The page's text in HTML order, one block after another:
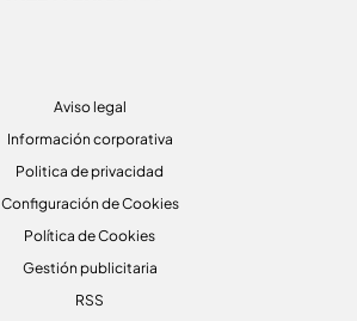
Aviso legal
Información corporativa
Politica de privacidad
Configuración de Cookies
Política de Cookies
Gestión publicitaria
RSS